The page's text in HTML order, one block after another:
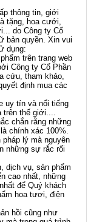
thông tin, giới
tặng, hoa cưới,
do Công ty Cổ
bản quyền. Xin vui
dụng:
trên trang web
Công ty Cổ Phần
cứu, tham khảo,
định mua các
uy tín và nổi tiếng
trên thế giới....
chắn rằng những
chính xác 100%.
lý mà nguyên
những sự rắc rối
dịch vụ, sản phẩm
cao nhất, những
để Quý khách
hoa tươi, điện
hồi cũng như